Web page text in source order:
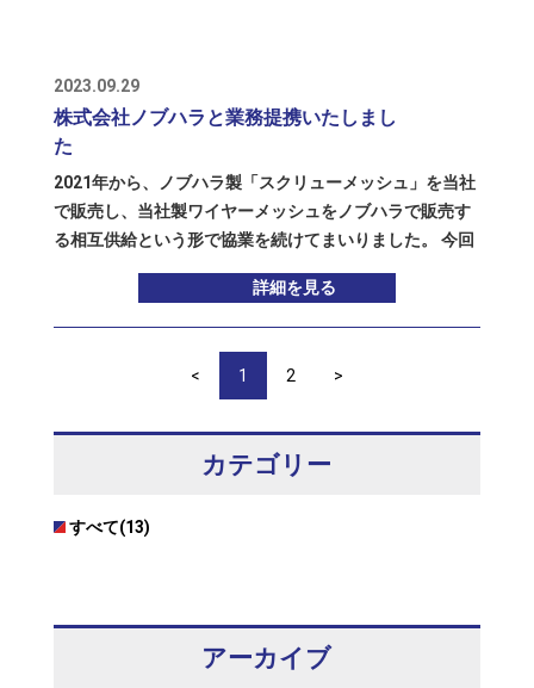
2023.09.29
株式会社ノブハラと業務提携いたしまし
た
2021年から、ノブハラ製「スクリューメッシュ」を当社
で販売し、当社製ワイヤーメッシュをノブハラで販売す
る相互供給という形で協業を続けてまいりました。 今回
ュの生産をスタートさせ、従来の相互供給を進化させる
とともに、共同輸送による配送の効率化を進め、ニーズ
のタイムリーな実現を目指し、お取引先様各位の満足度
向上を図ってまいります。
詳細を見る
< 1 2 >
カテゴリー
すべて(13)
アーカイブ